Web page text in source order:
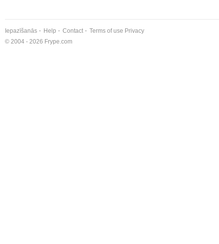
Iepazīšanās Help Contact Terms of use Privacy
© 2004 - 2026 Frype.com